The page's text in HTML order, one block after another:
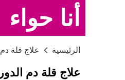
أنا حواء
الرئيسية علاج قلة
علاج قلة دم